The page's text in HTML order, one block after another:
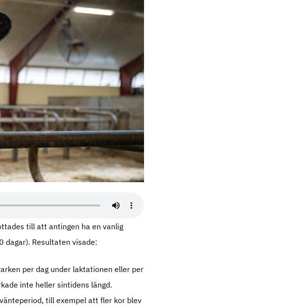
till att antingen ha en vanlig
dagar). Resultaten visade:
per dag under laktationen eller per
inte heller sintidens längd.
till exempel att fler kor blev